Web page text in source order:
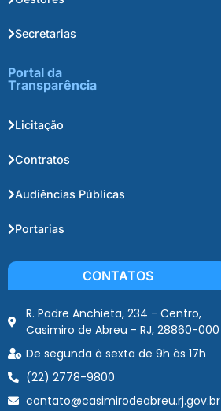
Secretarias
Portal da
Transparência
Licitação
Contratos
Audiências Públicas
Portarias
CONTATOS
R. Padre Anchieta, 234 - Centro,
Casimiro de Abreu - RJ, 28860-000
De segunda à sexta de 9h às 17h
(22) 2778-9800
contato@casimirodeabreu.rj.gov.br